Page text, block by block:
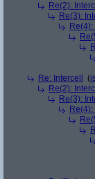
Re(2):
Re(3):
Re(4):
Re: Intercell
(
Re(2):
Re(3):
Re(4):